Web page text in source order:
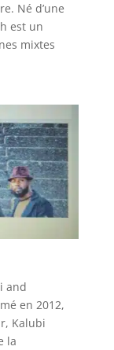
Né d’une
est un
mixtes
and
en 2012,
Kalubi
la